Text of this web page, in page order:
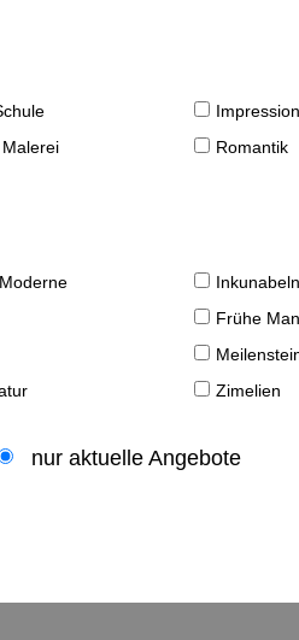
Romantik
Frühe
Zimelien
nur aktuelle Angebote